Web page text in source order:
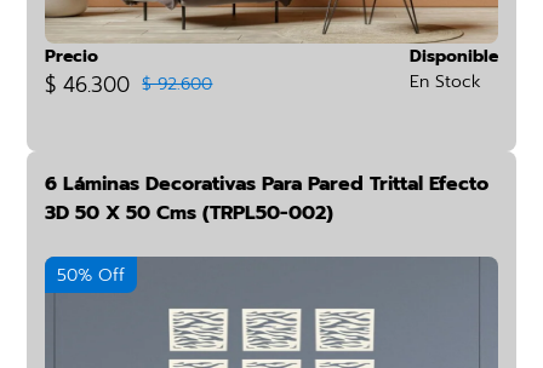
Precio
$ 46.300 $ 92.600
Disponible
En Stock
6 Láminas Decorativas Para Pared Trittal Efecto
3D 50 X 50 Cms (TRPL50-002)
50% Off